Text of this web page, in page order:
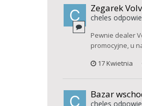
Zegarek
cheles
Pewnie dealer
promocyjne, u
17 Kwietnia
Bazar
cheles